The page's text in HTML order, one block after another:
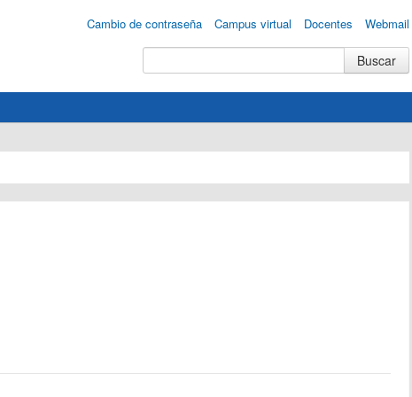
Cambio de contraseña Campus virtual Docentes Webmail